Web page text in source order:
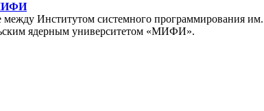
между Институтом системного программирования
ядерным университетом «МИФИ».